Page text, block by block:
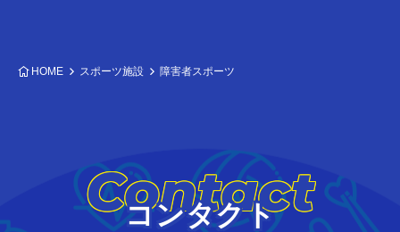
HOME スポーツ施設 障害者スポーツ
Contact
コンタクト